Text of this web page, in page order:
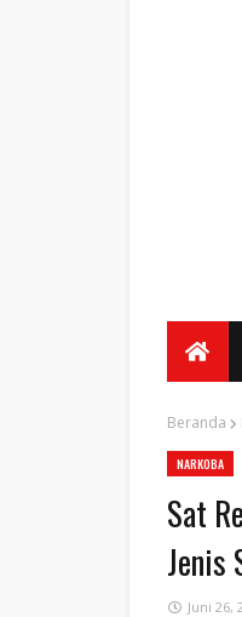
Beranda
NARKOBA
Sat
Jenis
Juni 26,